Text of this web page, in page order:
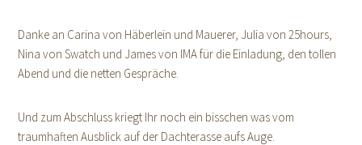
Danke an Carina von Häberlein und Mauerer, Julia von 25hours,
Nina von Swatch und James von IMA für die Einladung, den tollen
Abend und die netten Gespräche.
Und zum Abschluss kriegt Ihr noch ein bisschen was vom
traumhaften Ausblick auf der Dachterasse aufs Auge.